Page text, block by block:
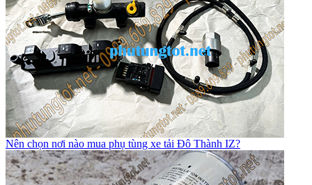
Nên chọn nơi nào mua phụ tùng xe tải Đô Thành IZ?